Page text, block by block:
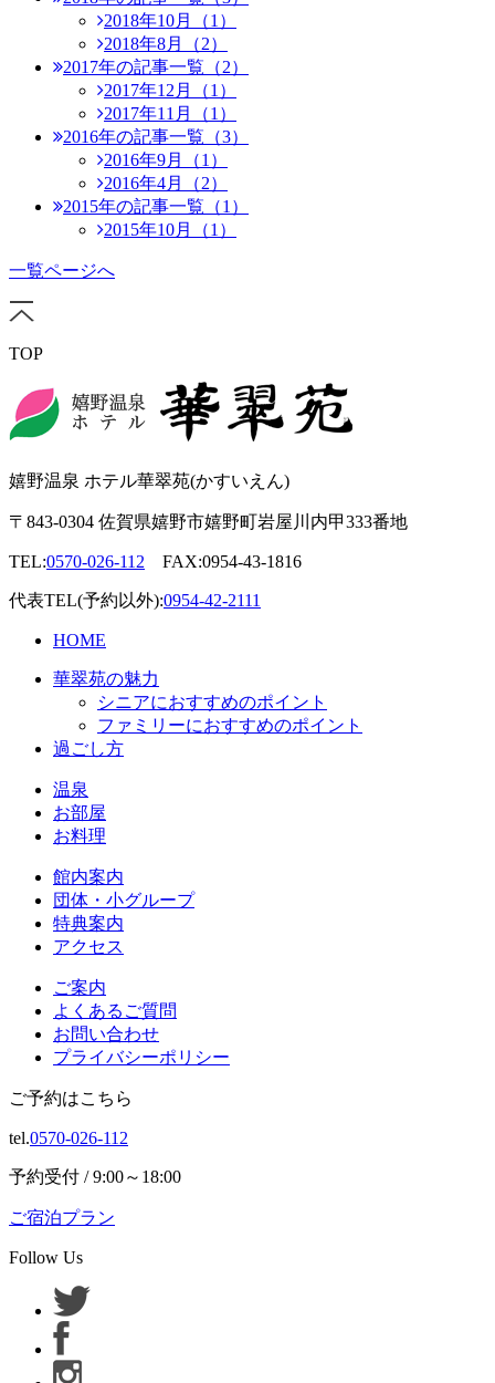
2018年10月（1）
2018年8月（2）
2017年の記事一覧（2）
2017年12月（1）
2017年11月（1）
2016年の記事一覧（3）
2016年9月（1）
2016年4月（2）
2015年の記事一覧（1）
2015年10月（1）
一覧ページへ
TOP
嬉野温泉 ホテル華翠苑(かすいえん)
〒843-0304 佐賀県嬉野市嬉野町岩屋川内甲333番地
TEL:0570-026-112 FAX:0954-43-1816
代表TEL(予約以外):0954-42-2111
HOME
華翠苑の魅力
シニアにおすすめのポイント
ファミリーにおすすめのポイント
過ごし方
温泉
お部屋
お料理
館内案内
団体・小グループ
特典案内
アクセス
ご案内
よくあるご質問
お問い合わせ
プライバシーポリシー
ご予約はこちら
tel.0570-026-112
予約受付 / 9:00～18:00
ご宿泊プラン
Follow Us